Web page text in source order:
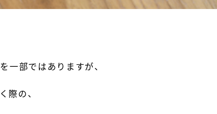
一部ではありますが、
際の、